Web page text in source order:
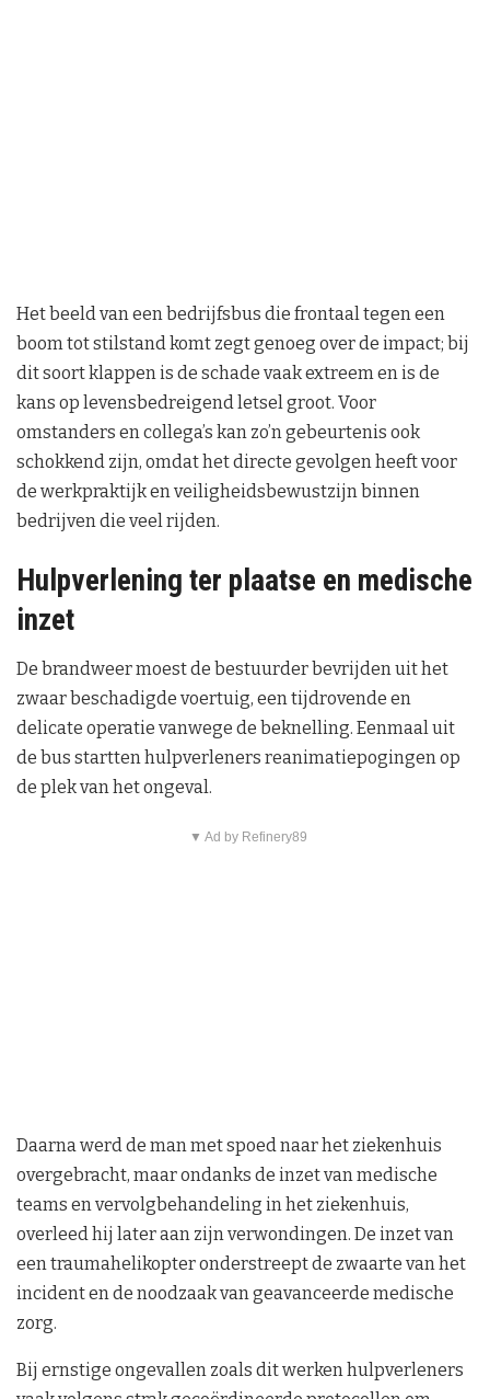
Het beeld van een bedrijfsbus die frontaal tegen een
boom tot stilstand komt zegt genoeg over de impact; bij
dit soort klappen is de schade vaak extreem en is de
kans op levensbedreigend letsel groot. Voor
omstanders en collega’s kan zo’n gebeurtenis ook
schokkend zijn, omdat het directe gevolgen heeft voor
de werkpraktijk en veiligheidsbewustzijn binnen
bedrijven die veel rijden.
Hulpverlening ter plaatse en medische
inzet
De brandweer moest de bestuurder bevrijden uit het
zwaar beschadigde voertuig, een tijdrovende en
delicate operatie vanwege de beknelling. Eenmaal uit
de bus startten hulpverleners reanimatiepogingen op
de plek van het ongeval.
▼ Ad by Refinery89
Daarna werd de man met spoed naar het ziekenhuis
overgebracht, maar ondanks de inzet van medische
teams en vervolgbehandeling in het ziekenhuis,
overleed hij later aan zijn verwondingen. De inzet van
een traumahelikopter onderstreept de zwaarte van het
incident en de noodzaak van geavanceerde medische
zorg.
Bij ernstige ongevallen zoals dit werken hulpverleners